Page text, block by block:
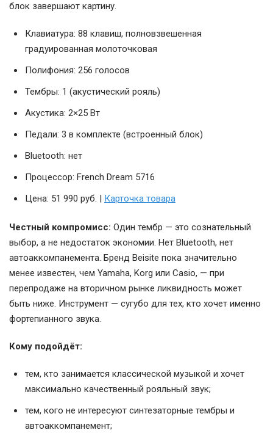
блок завершают картину.
Клавиатура: 88 клавиш, полновзвешенная
градуированная молоточковая
Полифония: 256 голосов
Тембры: 1 (акустический рояль)
Акустика: 2×25 Вт
Педали: 3 в комплекте (встроенный блок)
Bluetooth: нет
Процессор: French Dream 5716
Цена: 51 990 руб. | Карточка товара
Честный компромисс: Один тембр — это сознательный
выбор, а не недостаток экономии. Нет Bluetooth, нет
автоаккомпанемента. Бренд Beisite пока значительно
менее известен, чем Yamaha, Korg или Casio, — при
перепродаже на вторичном рынке ликвидность может
быть ниже. Инструмент — сугубо для тех, кто хочет именно
фортепианного звука.
Кому подойдёт:
тем, кто занимается классической музыкой и хочет
максимально качественный рояльный звук;
тем, кого не интересуют синтезаторные тембры и
автоаккомпанемент;